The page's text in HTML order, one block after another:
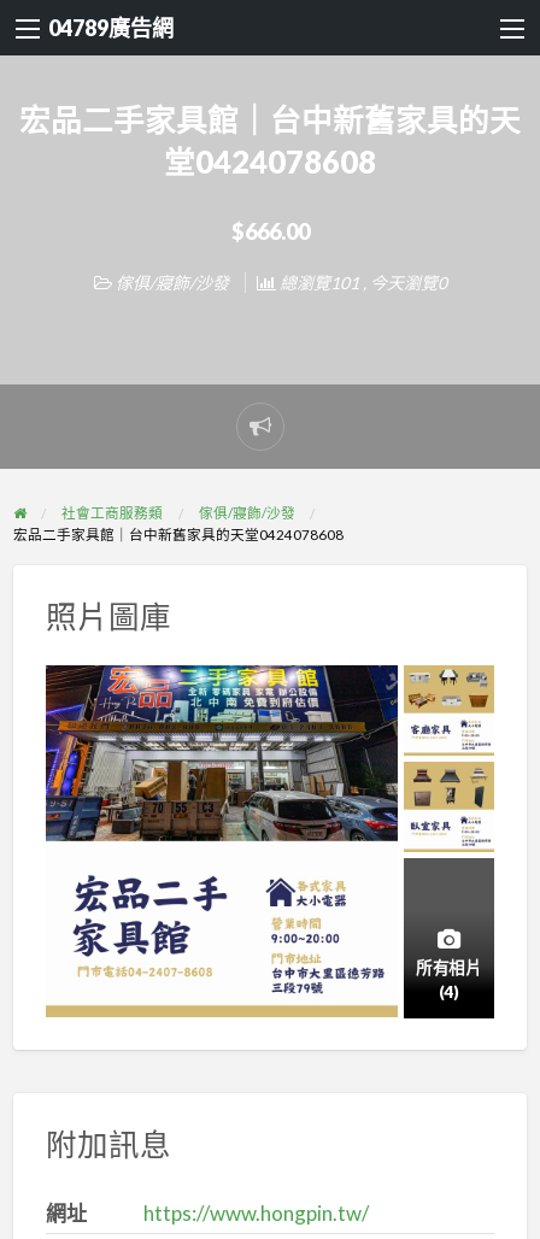
04789廣告網
宏品二手家具館｜台中新舊家具的天
堂0424078608
$666.00
傢俱/寢飾/沙發 總瀏覽101 , 今天瀏覽0
Report
problem
社會工商服務類
傢俱/寢飾/沙發
宏品二手家具館｜台中新舊家具的天堂0424078608
照片圖庫
所有相片
(4)
附加訊息
網址
https://www.hongpin.tw/